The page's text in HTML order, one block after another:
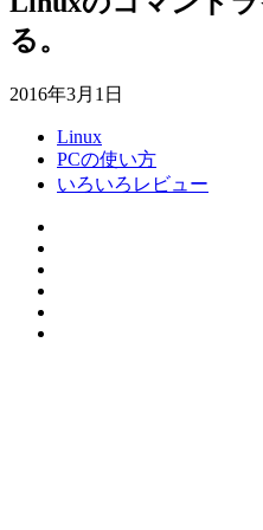
る。
2016年3月1日
Linux
PCの使い方
いろいろレビュー